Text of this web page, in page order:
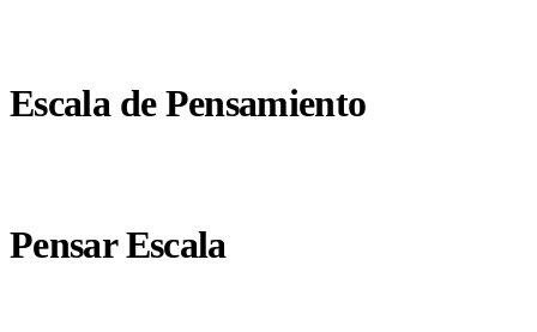
Escala de Pensamiento
Pensar Escala